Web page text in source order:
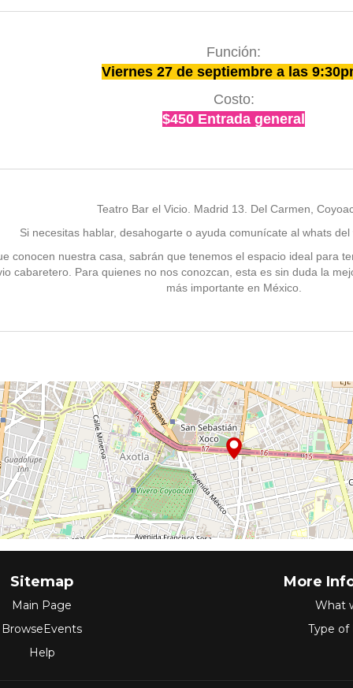
Función:
Viernes 27 de septiembre a las
Costo:
$450 Entrada general
Teatro Bar el Vicio. Madrid 13. Del Carmen,
Si necesitas hablar, desahogarte o ayuda comunícate al whats del
conocen nuestra casa, sabrán que tenemos el espacio ideal para
cabaretero. Para quienes no nos conozcan, esta es sin duda la
más importante en México.
Sitemap
Main Page
BrowseEvents
Help
More
What
Type of